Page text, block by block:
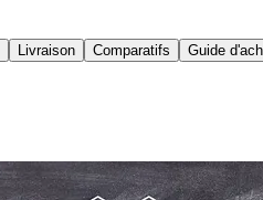
Livraison Comparatifs Guide